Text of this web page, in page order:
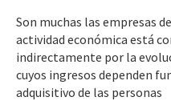
Son muchas las empresas
actividad económica está
indirectamente por la
cuyos ingresos dependen
adquisitivo de las personas